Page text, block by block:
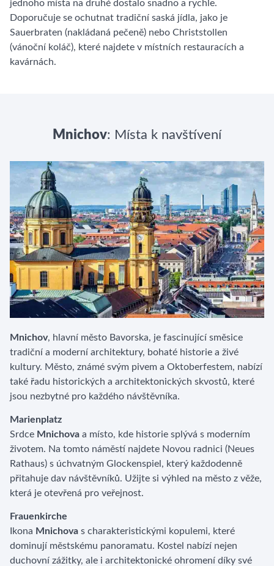
jednoho místa na druhé dostalo snadno a rychle.
Doporučuje se ochutnat tradiční saská jídla, jako je
Sauerbraten (nakládaná pečeně) nebo Christstollen
(vánoční koláč), které najdete v místních restauracích a
kavárnách.
Mnichov: Místa k navštívení
Mnichov, hlavní město Bavorska, je fascinující směsice
tradiční a moderní architektury, bohaté historie a živé
kultury. Město, známé svým pivem a Oktoberfestem, nabízí
také řadu historických a architektonických skvostů, které
jsou nezbytné pro každého návštěvníka.
Marienplatz
Srdce Mnichova a místo, kde historie splývá s moderním
životem. Na tomto náměstí najdete Novou radnici (Neues
Rathaus) s úchvatným Glockenspiel, který každodenně
přitahuje dav návštěvníků. Užijte si výhled na město z věže,
která je otevřená pro veřejnost.
Frauenkirche
Ikona Mnichova s charakteristickými kopulemi, které
dominují městskému panoramatu. Kostel nabízí nejen
duchovní zážitky, ale i architektonické ohromení díky své